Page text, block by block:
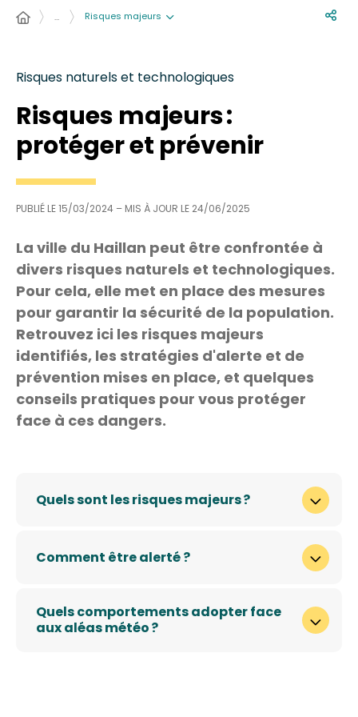
Risques naturels et technologiques
Risques majeurs :
protéger et prévenir
PUBLIÉ LE15/03/2024 – MIS À JOUR LE 24/06/2025
… Risques majeurs
La ville du Haillan peut être confrontée à
divers risques naturels et technologiques.
Pour cela, elle met en place des mesures
pour garantir la sécurité de la population.
Retrouvez ici les risques majeurs
identifiés, les stratégies d'alerte et de
prévention mises en place, et quelques
conseils pratiques pour vous protéger
face à ces dangers.
Quels sont les risques majeurs ?
Comment être alerté ?
Quels comportements adopter face
aux aléas météo ?